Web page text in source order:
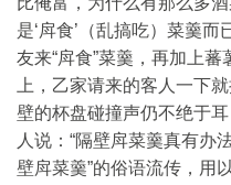
是‘戽食’（乱搞吃）菜羹
友来“戽食”菜羹，再加上
上，乙家请来的客人一下
壁的杯盘碰撞声仍不绝于
人说：“隔壁戽菜羹真有办
壁戽菜羹”的俗语流传，用